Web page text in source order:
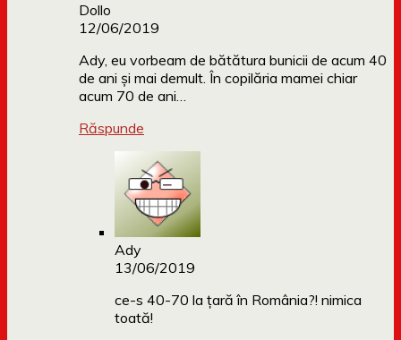
Dollo
12/06/2019
Ady, eu vorbeam de bătătura bunicii de acum 40
de ani și mai demult. În copilăria mamei chiar
acum 70 de ani…
Răspunde
Ady
13/06/2019
ce-s 40-70 la țară în România?! nimica
toată!